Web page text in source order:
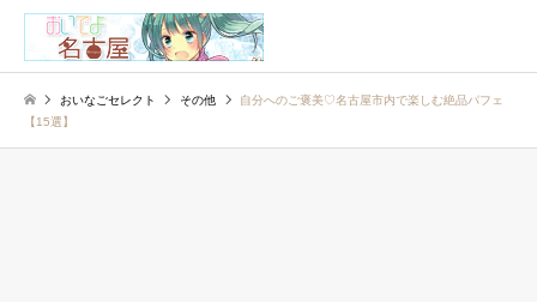
おいなごセレクト その他
自分へのご褒美♡名古屋市内で楽しむ絶品パフェ
【15選】